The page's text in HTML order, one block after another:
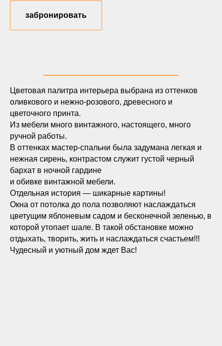
забронировать
Цветовая палитра интерьера выбрана из оттенков
оливкового и нежно-розового, древесного и
цветочного принта.
Из мебели много винтажного, настоящего, много
ручной работы.
В оттенках мастер-спальни была задумана легкая и
нежная сирень, контрастом служит густой черный
бархат в ночной гардине
и обивке винтажной мебели.
Отдельная история — шикарные картины!
Окна от потолка до пола позволяют наслаждаться
цветущим яблоневым садом и бесконечной зеленью, в
которой утопает шале. В такой обстановке можно
отдыхать, творить, жить и наслаждаться счастьем!!!
Чудесный и уютный дом ждет Вас!